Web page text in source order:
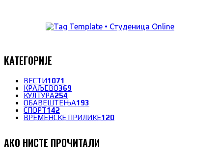
КАТЕГОРИЈЕ
ВЕСТИ1071
КРАЉЕВО369
КУЛТУРА254
ОБАВЕШТЕЊА193
СПОРТ142
ВРЕМЕНСКЕ ПРИЛИКЕ120
АКО НИСТЕ ПРОЧИТАЛИ